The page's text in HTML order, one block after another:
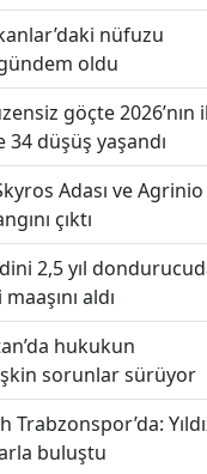
nüfuzu
oldu
göçte 2026’nın
34 düşüş yaşandı
Adası ve Agrinio
çıktı
2,5 yıl
aldı
hukukun
sorunlar sürüyor
Trabzonspor’da:
buluştu